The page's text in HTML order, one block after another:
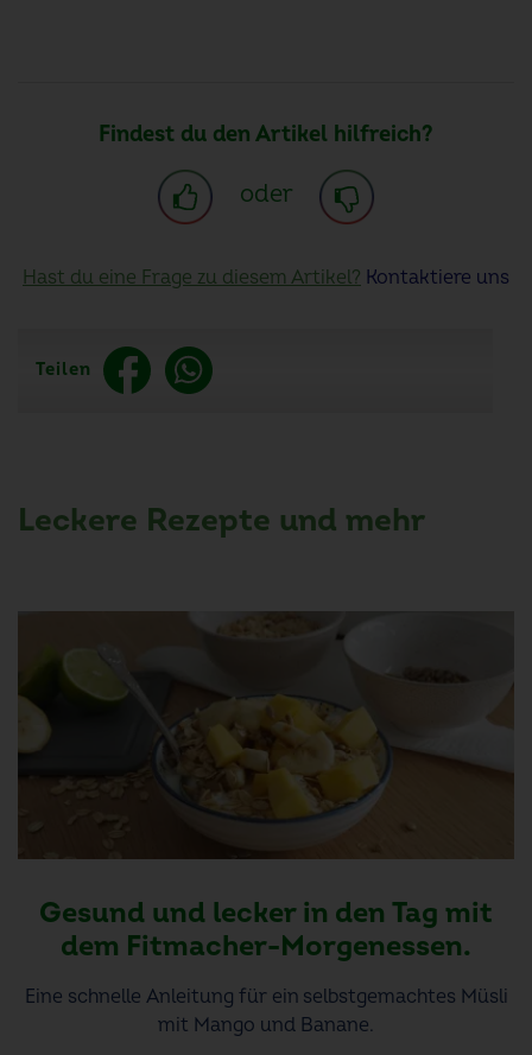
Findest du den Artikel hilfreich?
oder
Hast du eine Frage zu diesem Artikel? Kontaktiere uns
Teilen
Leckere Rezepte und mehr
Gesund und lecker in den Tag mit
dem Fitmacher-Morgenessen.
Eine schnelle Anleitung für ein selbstgemachtes Müsli
mit Mango und Banane.